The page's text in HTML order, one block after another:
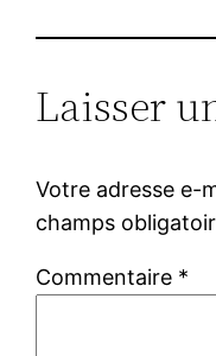
Laisser
Votre adresse e-
champs
Commentaire *